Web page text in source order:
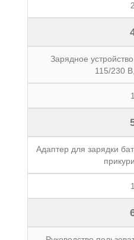
2
Зарядное
115/230
1
Адаптер для зарядки
1